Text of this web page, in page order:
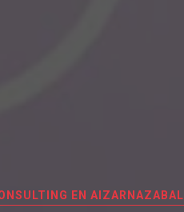
EN AIZARNAZABAL